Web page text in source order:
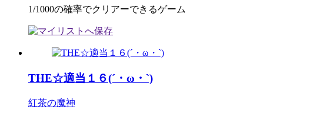
1/1000の確率でクリアーできるゲーム
THE☆適当１６(´・ω・`)
紅茶の魔神